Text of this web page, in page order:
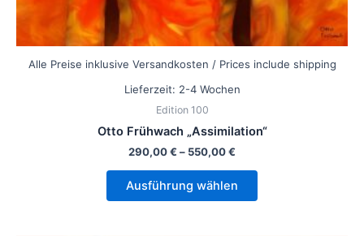
Alle Preise inklusive Versandkosten / Prices include shipping
Lieferzeit: 2-4 Wochen
Edition 100
Otto Frühwach „Assimilation“
290,00€ – 550,00€
Ausführung wählen